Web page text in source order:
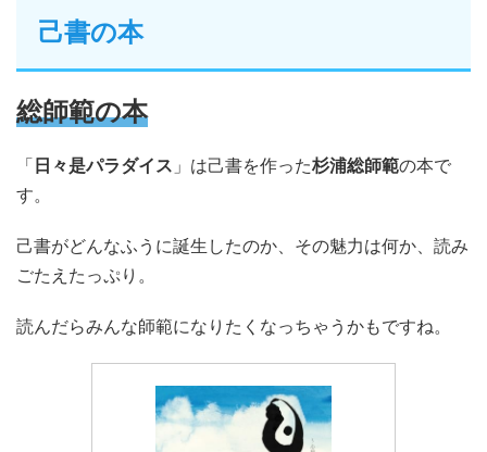
己書の本
総師範の本
「 日々是パラダイス 」は己書を作った杉浦総師範の本で
す。
己書がどんなふうに誕生したのか、その魅力は何か、読み
ごたえたっぷり。
読んだらみんな師範になりたくなっちゃうかもですね。